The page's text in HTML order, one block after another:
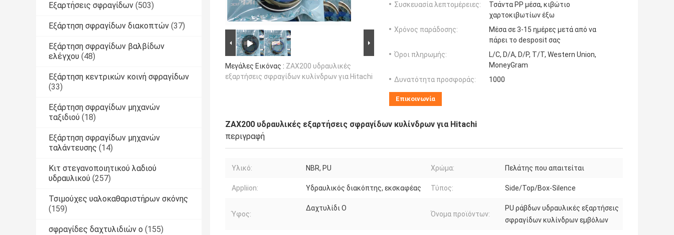
Εξαρτήσεις σφραγίδων (503)
Εξάρτηση σφραγίδων διακοπτών (37)
Εξάρτηση σφραγίδων βαλβίδων
ελέγχου (48)
Εξάρτηση κεντρικών κοινή σφραγίδων
(33)
Εξάρτηση σφραγίδων μηχανών
ταξιδιού (18)
Εξάρτηση σφραγίδων μηχανών
ταλάντευσης (14)
Κιτ στεγανοποιητικού λαδιού
υδραυλικού (257)
Τσιμούχες υαλοκαθαριστήρων σκόνης
(159)
σφραγίδες δαχτυλιδιών ο (155)
Μεγάλες Εικόνας : ZAX200 υδραυλικές
εξαρτήσεις σφραγίδων κυλίνδρων για Hitachi
Συσκευασία λεπτομέρειες:
Τσάντα PP μέσα, κιβώτιο
χαρτοκιβωτίων έξω
Χρόνος παράδοσης:
Μέσα σε 3-15 ημέρες μετά από να
πάρει το desposit σας
Όροι πληρωμής:
L/C, D/A, D/P, T/T, Western Union,
MoneyGram
Δυνατότητα προσφοράς:
1000
Επικοινωνία
ZAX200 υδραυλικές εξαρτήσεις σφραγίδων κυλίνδρων για Hitachi
περιγραφή
Υλικό: NBR, PU Χρώμα: Πελάτης που απαιτείται
Appliion: Υδραυλικός διακόπτης, εκσκαφέας Τύπος: Side/Top/Box-Silence
Ύφος:
Δαχτυλίδι Ο
Όνομα προϊόντων:
PU ράβδων υδραυλικές εξαρτήσεις
σφραγίδων κυλίνδρων εμβόλων